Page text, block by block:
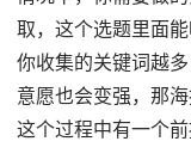
取，这个选题里面
你收集的关键词越
意愿也会变强，那
这个过程中有一个